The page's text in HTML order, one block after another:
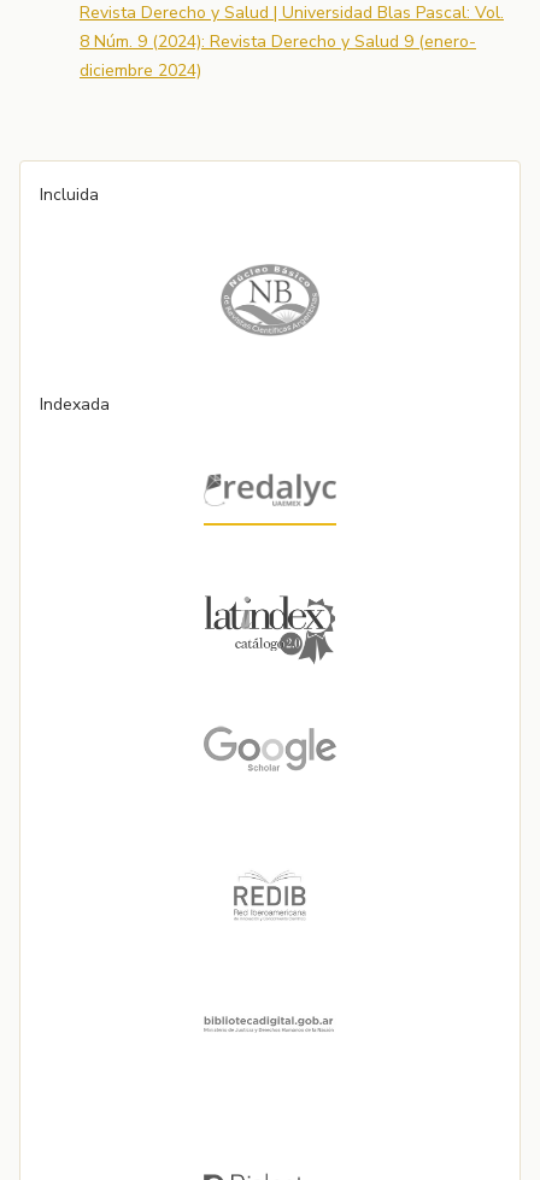
Revista Derecho y Salud | Universidad Blas Pascal: Vol.
8 Núm. 9 (2024): Revista Derecho y Salud 9 (enero-
diciembre 2024)
Incluida
Indexada